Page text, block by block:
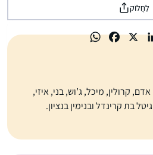
לַחֲלוֹק
קרולין, מיכל, ג’וש, בני, איזי,
בת קרינדל ובנימין בנציון.